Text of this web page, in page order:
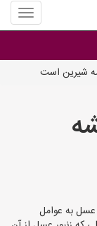
منوی
سایت
عسل
شیرین است
به عوامل